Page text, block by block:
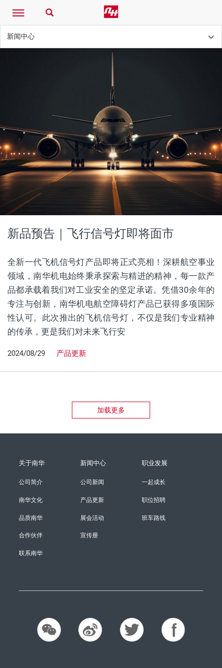
Toggle
navigation
新闻中心
新品预告｜飞行信号灯即将面市
全新一代飞机信号灯产品即将正式亮相！深耕航空事业
领域，南华机电始终秉承探索与精进的精神，每一款产
品都承载着我们对工业安全的坚定承诺。凭借30余年的
专注与创新，南华机电航空障碍灯产品已获得多项国际
性认可。此次推出的飞机信号灯，不仅是我们专业精神
的传承，更是我们对未来飞行安
2024/08/29 产品更新
加载更多
关于南华
公司简介
南华文化
品质南华
合作伙伴
联系南华
新闻中心
公司新闻
产品更新
展会活动
宣传册
职业发展
一起成长
职位招聘
班车路线